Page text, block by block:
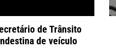
de Trânsito
de veículo